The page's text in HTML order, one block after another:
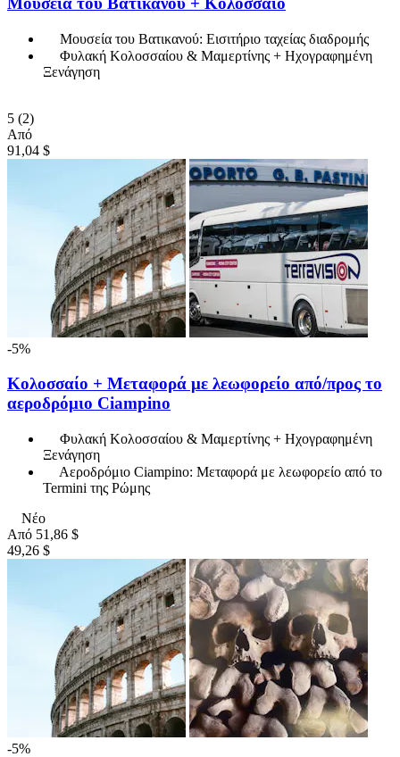
Μουσεία του Βατικανού: Εισιτήριο ταχείας διαδρομής
Φυλακή Κολοσσαίου & Μαμερτίνης + Ηχογραφημένη
Ξενάγηση
5 (2)
Από
91,04 $
-5%
Κολοσσαίο + Μεταφορά με λεωφορείο από/προς το
αεροδρόμιο Ciampino
Φυλακή Κολοσσαίου & Μαμερτίνης + Ηχογραφημένη
Ξενάγηση
Αεροδρόμιο Ciampino: Μεταφορά με λεωφορείο από το
Termini της Ρώμης
Νέο
Από 51,86 $
49,26 $
-5%